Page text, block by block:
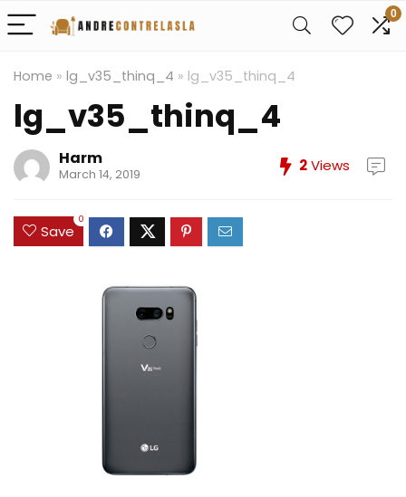
0
Home » lg_v35_thinq_4 » lg_v35_thinq_4
lg_v35_thinq_4
Harm
March 14, 2019 2Views
Save
0